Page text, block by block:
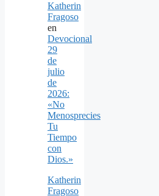
Katherin
Fragoso
en
Devocional
29
de
julio
de
2026:
«No
Menosprecies
Tu
Tiempo
con
Dios.»
Katherin
Fragoso